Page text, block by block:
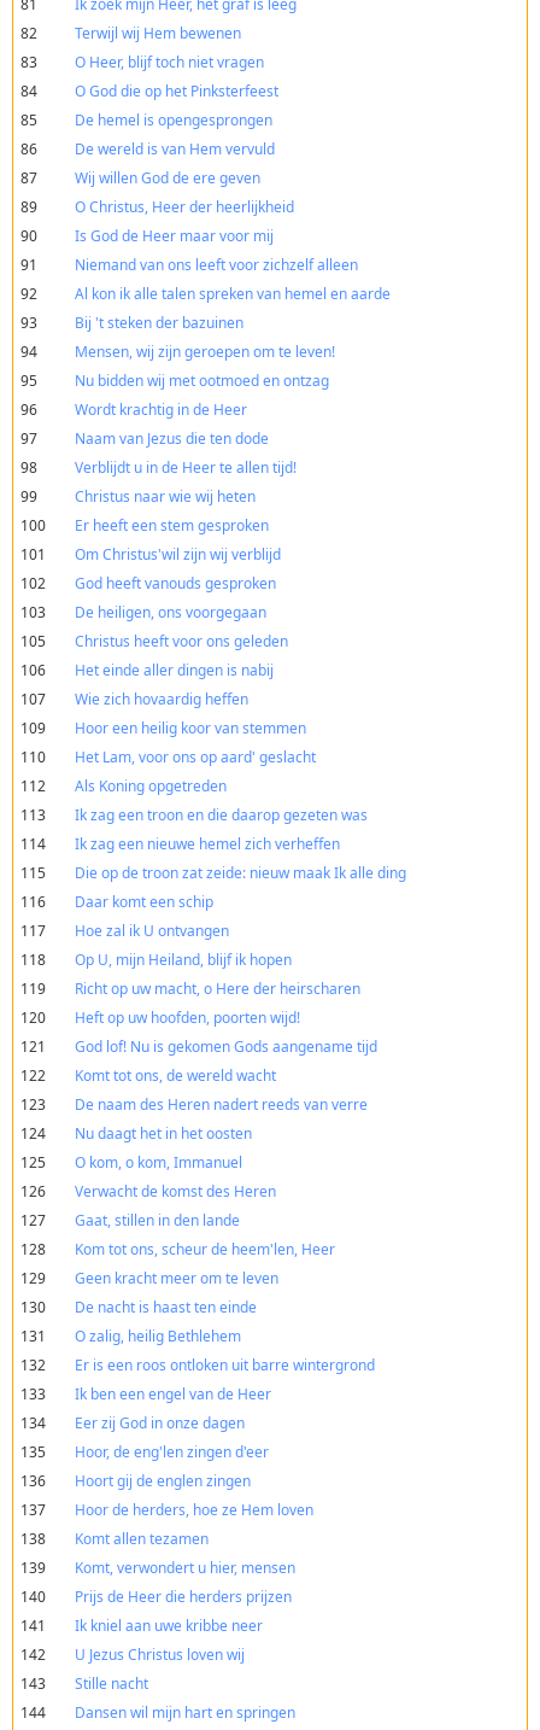
81
Ik zoek mijn Heer, het graf is leeg
82
Terwijl wij Hem bewenen
83
O Heer, blijf toch niet vragen
84
O God die op het Pinksterfeest
85
De hemel is opengesprongen
86
De wereld is van Hem vervuld
87
Wij willen God de ere geven
89
O Christus, Heer der heerlijkheid
90
Is God de Heer maar voor mij
91
Niemand van ons leeft voor zichzelf alleen
92
Al kon ik alle talen spreken van hemel en aarde
93
Bij 't steken der bazuinen
94
Mensen, wij zijn geroepen om te leven!
95
Nu bidden wij met ootmoed en ontzag
96
Wordt krachtig in de Heer
97
Naam van Jezus die ten dode
98
Verblijdt u in de Heer te allen tijd!
99
Christus naar wie wij heten
100
Er heeft een stem gesproken
101
Om Christus'wil zijn wij verblijd
102
God heeft vanouds gesproken
103
De heiligen, ons voorgegaan
105
Christus heeft voor ons geleden
106
Het einde aller dingen is nabij
107
Wie zich hovaardig heffen
109
Hoor een heilig koor van stemmen
110
Het Lam, voor ons op aard' geslacht
112
Als Koning opgetreden
113
Ik zag een troon en die daarop gezeten was
114
Ik zag een nieuwe hemel zich verheffen
115
Die op de troon zat zeide: nieuw maak Ik alle ding
116
Daar komt een schip
117
Hoe zal ik U ontvangen
118
Op U, mijn Heiland, blijf ik hopen
119
Richt op uw macht, o Here der heirscharen
120
Heft op uw hoofden, poorten wijd!
121
God lof! Nu is gekomen Gods aangename tijd
122
Komt tot ons, de wereld wacht
123
De naam des Heren nadert reeds van verre
124
Nu daagt het in het oosten
125
O kom, o kom, Immanuel
126
Verwacht de komst des Heren
127
Gaat, stillen in den lande
128
Kom tot ons, scheur de heem'len, Heer
129
Geen kracht meer om te leven
130
De nacht is haast ten einde
131
O zalig, heilig Bethlehem
132
Er is een roos ontloken uit barre wintergrond
133
Ik ben een engel van de Heer
134
Eer zij God in onze dagen
135
Hoor, de eng'len zingen d'eer
136
Hoort gij de englen zingen
137
Hoor de herders, hoe ze Hem loven
138
Komt allen tezamen
139
Komt, verwondert u hier, mensen
140
Prijs de Heer die herders prijzen
141
Ik kniel aan uwe kribbe neer
142
U Jezus Christus loven wij
143
Stille nacht
144
Dansen wil mijn hart en springen